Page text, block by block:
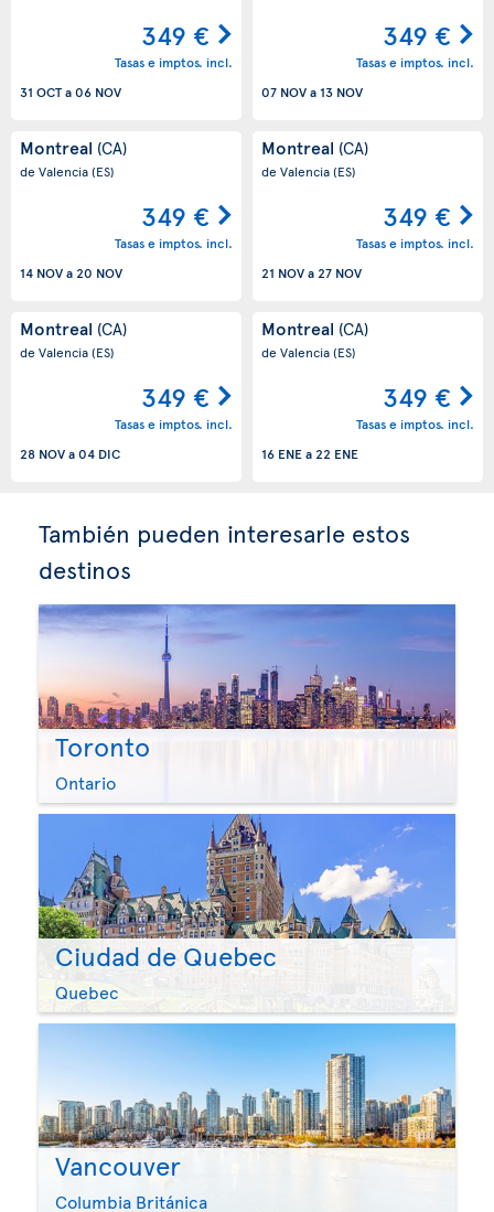
349 €
Tasas e imptos. incl.
31 OCTa06 NOV
349 €
Tasas e imptos. incl.
07 NOVa13 NOV
Montreal (CA)
de Valencia(ES)
349 €
Tasas e imptos. incl.
14 NOVa20 NOV
Montreal (CA)
de Valencia(ES)
349 €
Tasas e imptos. incl.
21 NOVa27 NOV
Montreal (CA)
de Valencia(ES)
349 €
Tasas e imptos. incl.
28 NOVa04 DIC
Montreal (CA)
de Valencia(ES)
349 €
Tasas e imptos. incl.
16 ENEa22 ENE
También pueden interesarle estos
destinos
Toronto
Ontario
Ciudad de Quebec
Quebec
Vancouver
Columbia Británica